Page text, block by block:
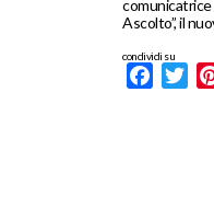
comunicatrice
Ascolto”, il
condividi su